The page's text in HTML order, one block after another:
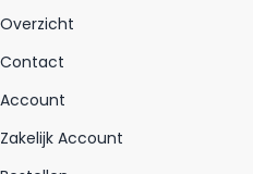
Overzicht
Contact
Account
Zakelijk Account